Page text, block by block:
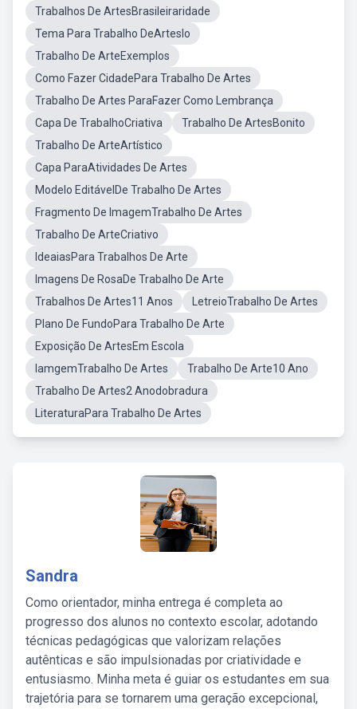
Trabalhos De ArtesBrasileiraridade
Tema Para Trabalho DeArteslo
Trabalho De ArteExemplos
Como Fazer CidadePara Trabalho De Artes
Trabalho De Artes ParaFazer Como Lembrança
Capa De TrabalhoCriativa
Trabalho De ArtesBonito
Trabalho De ArteArtístico
Capa ParaAtividades De Artes
Modelo EditávelDe Trabalho De Artes
Fragmento De ImagemTrabalho De Artes
Trabalho De ArteCriativo
IdeaiasPara Trabalhos De Arte
Imagens De RosaDe Trabalho De Arte
Trabalhos De Artes11 Anos
LetreioTrabalho De Artes
Plano De FundoPara Trabalho De Arte
Exposição De ArtesEm Escola
IamgemTrabalho De Artes
Trabalho De Arte10 Ano
Trabalho De Artes2 Anodobradura
LiteraturaPara Trabalho De Artes
Sandra
Como orientador, minha entrega é completa ao
progresso dos alunos no contexto escolar, adotando
técnicas pedagógicas que valorizam relações
autênticas e são impulsionadas por criatividade e
entusiasmo. Minha meta é guiar os estudantes em sua
trajetória para se tornarem uma geração excepcional,